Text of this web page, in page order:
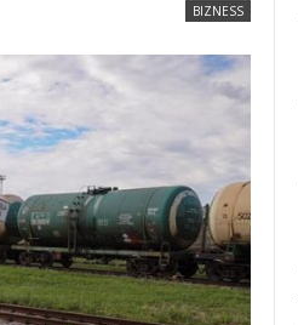
BIZNESS